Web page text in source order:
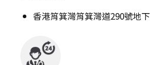
香港筲箕灣筲箕灣道290號地下